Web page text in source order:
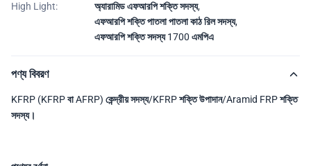
High Light:
অ্যারামিড এফআরপি শক্তি সদস্য,
এফআরপি শক্তি পাতলা পাতলা কাঠ রিল সদস্য,
এফআরপি শক্তি সদস্য 1700 এমপিএ
পণ্য বিবরণ
KFRP (KFRP বা AFRP) কেন্দ্রীয় সদস্য/KFRP শক্তি উপাদান/Aramid FRP শক্তি
সদস্য।